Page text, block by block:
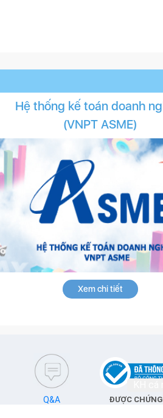
Hệ thống kế toán doanh
(VNPT ASME)
Xem chi tiết
Q&A ĐƯỢC